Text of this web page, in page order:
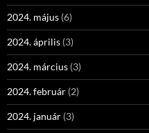
2024. május (6)
2024. április (3)
2024. március (3)
2024. február (2)
2024. január (3)